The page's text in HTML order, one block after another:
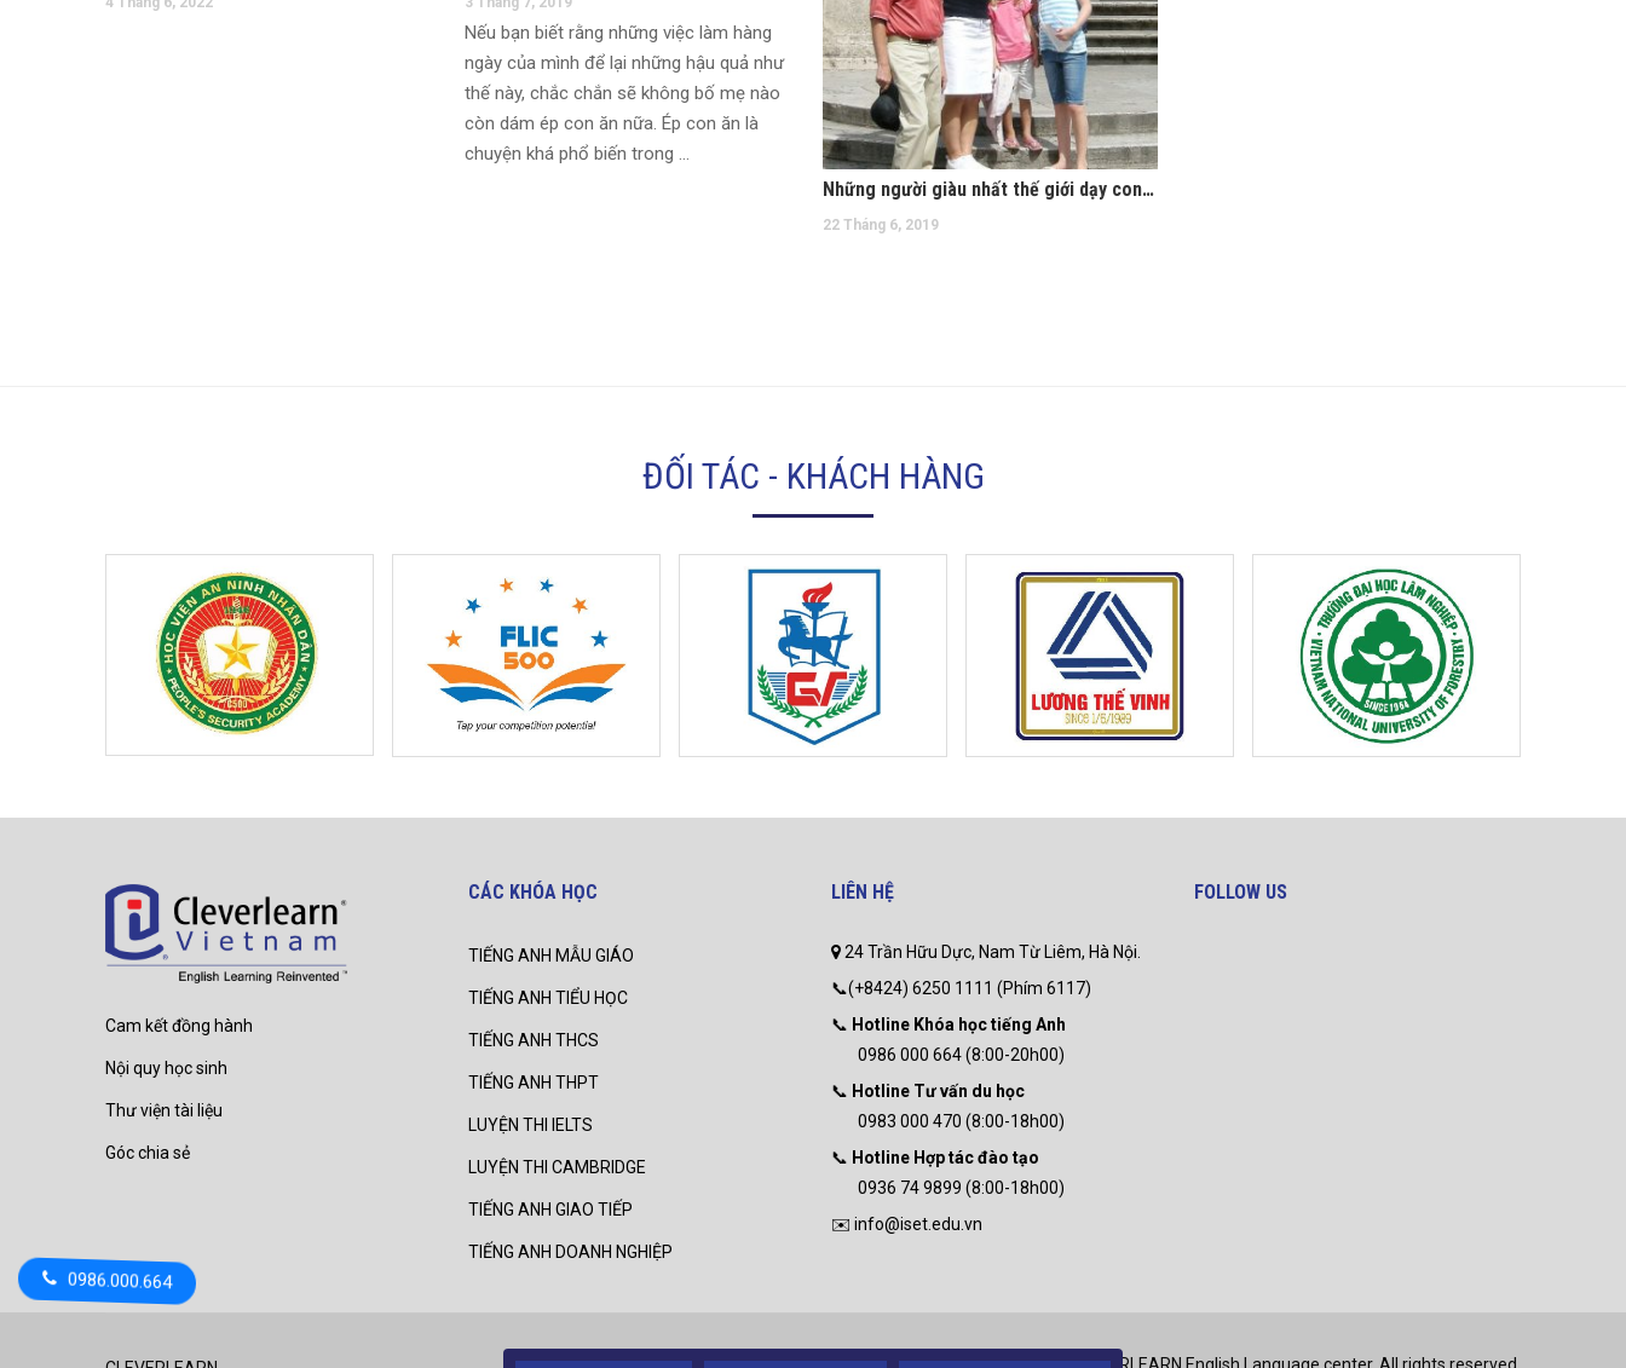
Nếu bạn biết rằng những việc làm hàng
ngày của mình để lại những hậu quả như
thế này, chắc chắn sẽ không bố mẹ nào
còn dám ép con ăn nữa. Ép con ăn là
chuyện khá phổ biến trong …
Những người giàu nhất thế giới dạy con về tiền bạc như thế nào
22 Tháng 6, 2019
ĐỐI TÁC - KHÁCH HÀNG
Cam kết đồng hành
Nội quy học sinh
Thư viện tài liệu
Góc chia sẻ
CÁC KHÓA HỌC
TIẾNG ANH MẪU GIÁO
TIẾNG ANH TIỂU HỌC
TIẾNG ANH THCS
TIẾNG ANH THPT
LUYỆN THI IELTS
LUYỆN THI CAMBRIDGE
TIẾNG ANH GIAO TIẾP
TIẾNG ANH DOANH NGHIỆP
LIÊN HỆ
24 Trần Hữu Dực, Nam Từ Liêm, Hà Nội.
📞(+8424) 6250 1111 (Phím 6117)
📞 Hotline Khóa học tiếng Anh
0986 000 664 (8:00-20h00)
📞 Hotline Tư vấn du học
0983 000 470 (8:00-18h00)
📞 Hotline Hợp tác đào tạo
0936 74 9899 (8:00-18h00)
✉️ info@iset.edu.vn
FOLLOW US
0986.000.664